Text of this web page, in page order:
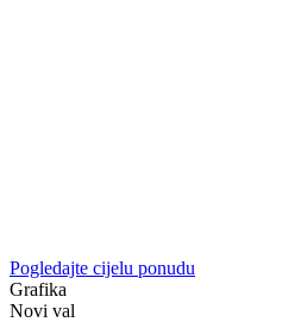
Pogledajte cijelu ponudu
Grafika
Novi val